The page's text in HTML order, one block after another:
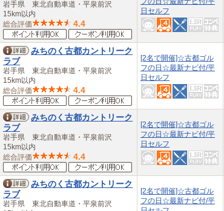
兵庫県
奈良県
和歌山県
鳥取県
島根県
岡山県
広島県
山口県
徳島県
香川県
愛媛県
高知県
九州・沖縄
福岡県
佐賀県
長崎県
熊本県
大分県
岩手県 東北自動車道・平泉前沢
15km以内
総合評価
4.4
日セルフ
みちのく古都カントリーク
ラブ
岩手県 東北自動車道・平泉前沢
15km以内
総合評価
4.4
[2名で開催]☆古都ゴル
フの日☆最新ナビ付/平
日セルフ
みちのく古都カントリーク
ラブ
岩手県 東北自動車道・平泉前沢
15km以内
総合評価
4.4
[2名で開催]☆古都ゴル
フの日☆最新ナビ付/平
日セルフ
みちのく古都カントリーク
ラブ
岩手県 東北自動車道・平泉前沢
[2名で開催]☆古都ゴル
フの日☆最新ナビ付/平